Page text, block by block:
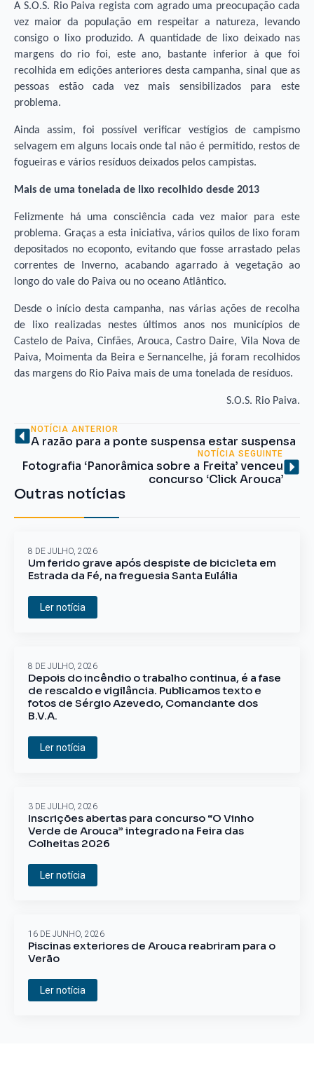
A S.O.S. Rio Paiva regista com agrado uma preocupação cada
vez maior da população em respeitar a natureza, levando
consigo o lixo produzido. A quantidade de lixo deixado nas
margens do rio foi, este ano, bastante inferior à que foi
recolhida em edições anteriores desta campanha, sinal que as
pessoas estão cada vez mais sensibilizados para este
problema.
Ainda assim, foi possível verificar vestígios de campismo
selvagem em alguns locais onde tal não é permitido, restos de
fogueiras e vários resíduos deixados pelos campistas.
Mais de uma tonelada de lixo recolhido desde 2013
Felizmente há uma consciência cada vez maior para este
problema. Graças a esta iniciativa, vários quilos de lixo foram
depositados no ecoponto, evitando que fosse arrastado pelas
correntes de Inverno, acabando agarrado à vegetação ao
longo do vale do Paiva ou no oceano Atlântico.
Desde o início desta campanha, nas várias ações de recolha
de lixo realizadas nestes últimos anos nos municípios de
Castelo de Paiva, Cinfães, Arouca, Castro Daire, Vila Nova de
Paiva, Moimenta da Beira e Sernancelhe, já foram recolhidos
das margens do Rio Paiva mais de uma tonelada de resíduos.
S.O.S. Rio Paiva.
NOTÍCIA ANTERIOR
A razão para a ponte suspensa estar suspensa
NOTÍCIA SEGUINTE
Fotografia ‘Panorâmica sobre a Freita’ venceu
concurso ‘Click Arouca’
Outras notícias
Um ferido grave após despiste de bicicleta em
Estrada da Fé, na freguesia Santa Eulália
8 DE JULHO, 2026
Ler notícia
Depois do incêndio o trabalho continua, é a fase
de rescaldo e vigilância. Publicamos texto e
fotos de Sérgio Azevedo, Comandante dos
B.V.A.
8 DE JULHO, 2026
Ler notícia
Inscrições abertas para concurso “O Vinho
Verde de Arouca” integrado na Feira das
Colheitas 2026
3 DE JULHO, 2026
Ler notícia
Piscinas exteriores de Arouca reabriram para o
Verão
16 DE JUNHO, 2026
Ler notícia